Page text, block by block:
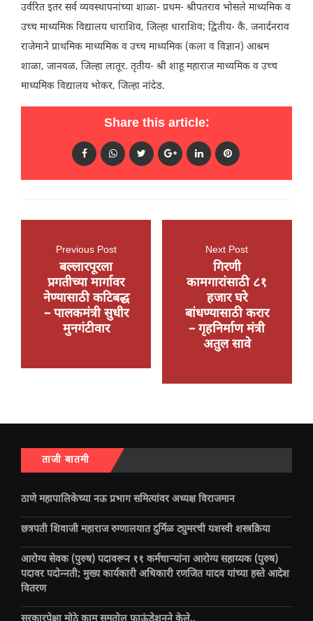
उर्वरित इतर सर्व व्यवस्थापनांच्या शाळा- प्रथम- श्रीपतराव भोसले माध्यमिक व
उच्च माध्यमिक विद्यालय धाराशिव, जिल्हा धाराशिव; द्वितीय- कै. जनार्दनराव
राजेमाने प्राथमिक माध्यमिक व उच्च माध्यमिक (कला व विज्ञान) आश्रम
शाळा, जानवळ, जिल्हा लातूर. तृतीय- श्री शाहू महाराज माध्यमिक व उच्च
माध्यमिक विद्यालय भोकर, जिल्हा नांदेड.
Share this article:
Previous Post
बल्लारपूरला
प्रगतीच्या मार्गावर
नेण्यासाठी कटिबद्ध
– पालकमंत्री सुधीर
मुनगंटीवार
Next Post
गिरणी
कामगारांसाठी ८१
हजार घरे
बांधण्यासाठी करार
– गृहनिर्माण मंत्री
अतुल सावे
ताजी बातमी
ठाणे महापालिकेच्या नऊ प्रभाग समित्यांवर अध्यक्ष विराजमान
छत्रपती शिवाजी महाराज रुग्णालयात दुर्मिळ ट्युमरची यशस्वी शस्त्रक्रिया
आरोग्य सेवक (पुरुष) पदावरून ११ कर्मचाऱ्यांना आरोग्य सहाय्यक (पुरुष)
पदावर पदोन्नती; मुख्य कार्यकारी अधिकारी रणजित यादव यांच्या हस्ते आदेश
वितरण